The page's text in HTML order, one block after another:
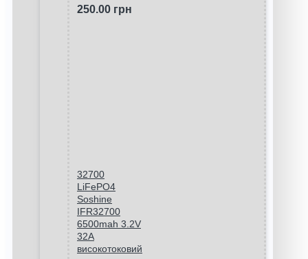
250.00 грн
32700
LiFePO4
Soshine
IFR32700
6500mah 3.2V
32A
високотоковий